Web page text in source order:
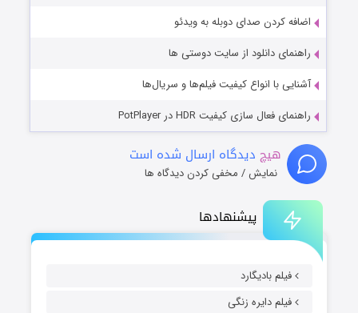
پیشنهادها
فیلم بادیگارد
فیلم دایره زنگی
اضافه کردن صدای دوبله به ویدئو
راهنمای دانلود از سایت دوستی ها
آشنایی با انواع کیفیت فیلم‌ها و سریال‌ها
راهنمای فعال سازی کیفیت HDR در PotPlayer
هیچ دیدگاه ارسال شده است
نمایش / مخفی کردن دیدگاه ها